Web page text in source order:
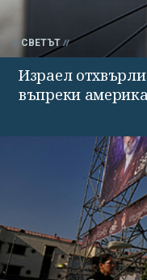
СВЕТЪТ
Израел
въпреки